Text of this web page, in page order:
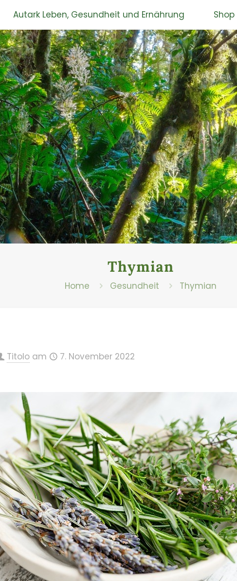
Autark Leben, Gesundheit und Ernährung Shop
Thymian
Home Gesundheit Thymian
Titolo am 7. November 2022